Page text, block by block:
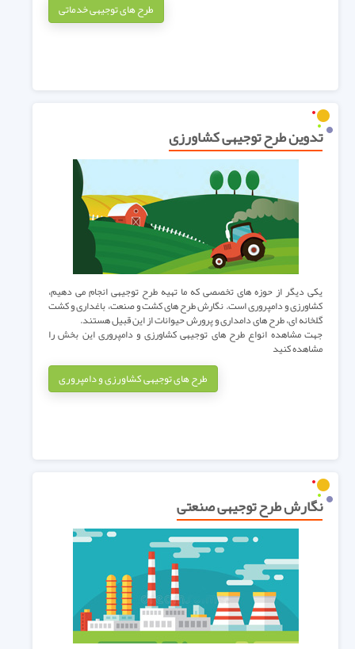
طرح های توجیهی خدماتی
تدوین طرح توجیهی کشاورزی
یکی دیگر از حوزه های تخصصی که ما تهیه طرح توجیهی انجام می دهیم،
کشاورزی و دامپروری است. نگارش طرح های کشت و صنعت، باغداری و کشت
گلخانه ای، طرح های دامداری و پرورش حیوانات از این قبیل هستند.
جهت مشاهده انواع طرح های توجیهی کشاورزی و دامپروری این بخش را
مشاهده کنید
طرح های توجیهی کشاورزی و دامپروری
نگارش طرح توجیهی صنعتی